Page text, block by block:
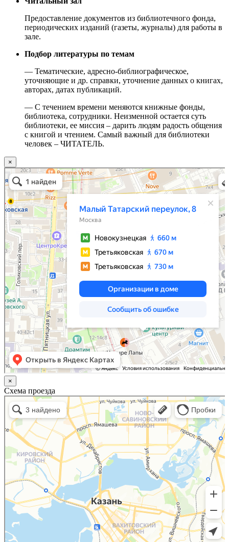
Предоставление документов из библиотечного фонда,
периодических изданий (газеты, журналы) для работы в
зале.
Подбор литературы по темам
— Тематические, адресно-библиографическое,
уточняющие и др. справки, уточнение данных о книгах,
авторах, датах публикаций.
— С течением времени меняются книжные фонды,
библиотека, сотрудники. Неизменной остается суть
библиотеки, ее миссия – дарить людям радость общения
с книгой и чтением. Самый важный для библиотеки
человек – ЧИТАТЕЛЬ.
×
Москва
Малый Татарский переулок, 8 на карте Москвы, ближайшее метро Новокузнецкая —
Яндекс.Карты
×
Схема проезда
Казань
Малый Татарский переулок, 8 на карте Москвы, ближайшее метро Новокузнецкая —
Яндекс.Карты